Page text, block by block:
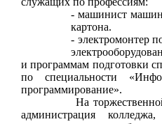
- машинист машин
картона.
- электромонтер
и программам подготовки
по специальности
программирование».
На
администрация